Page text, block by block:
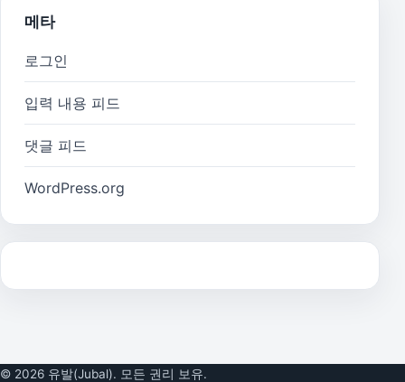
메타
로그인
입력 내용 피드
댓글 피드
WordPress.org
© 2026 유발(Jubal). 모든 권리 보유.